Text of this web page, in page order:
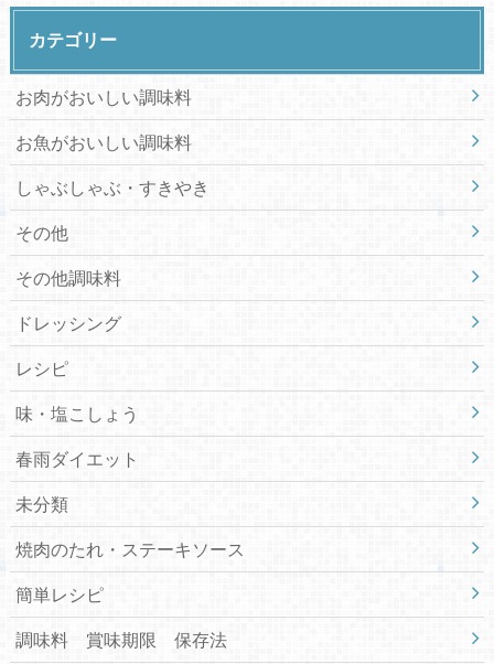
カテゴリー
お肉がおいしい調味料
お魚がおいしい調味料
しゃぶしゃぶ・すきやき
その他
その他調味料
ドレッシング
レシピ
味・塩こしょう
春雨ダイエット
未分類
焼肉のたれ・ステーキソース
簡単レシピ
調味料 賞味期限 保存法